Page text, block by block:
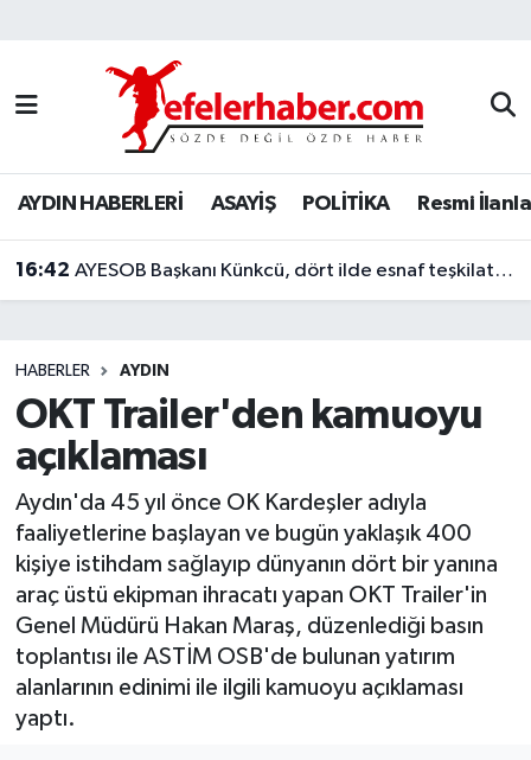
AYDIN HABERLERİ ASAYİŞ POLİTİKA Resmi
16:42 AYESOB Başkanı Künkcü, dört ilde esnaf teşkilatlarıyla buluştu
HABERLER AYDIN
OKT Trailer'den kamuoyu
açıklaması
Aydın'da 45 yıl önce OK Kardeşler adıyla
faaliyetlerine başlayan ve bugün yaklaşık 400
kişiye istihdam sağlayıp dünyanın dört bir yanına
araç üstü ekipman ihracatı yapan OKT Trailer'in
Genel Müdürü Hakan Maraş, düzenlediği basın
toplantısı ile ASTİM OSB'de bulunan yatırım
alanlarının edinimi ile ilgili kamuoyu açıklaması
yaptı.
Nöbetçi Eczaneler
Hava Durumu
Aydin Namaz Vakitleri
Trafik Durumu
Son Dakika Haberleri
Haber Arşivi